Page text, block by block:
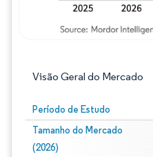
Visão Geral do Mercado
Período de Estudo
Tamanho do Mercado
(2026)